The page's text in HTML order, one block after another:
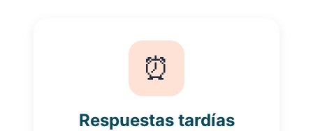
⏰
Respuestas tardías